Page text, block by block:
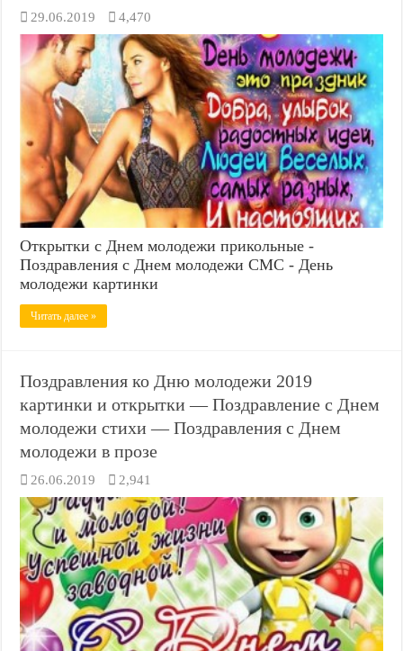
29.06.2019 4,470
Открытки с Днем молодежи прикольные -
Поздравления с Днем молодежи СМС - День
молодежи картинки
Читать далее »
Поздравления ко Дню молодежи 2019
картинки и открытки — Поздравление с Днем
молодежи стихи — Поздравления с Днем
молодежи в прозе
26.06.2019 2,941